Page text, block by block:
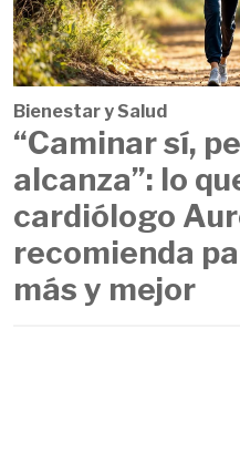
Bienestar y Salud
“Caminar sí,
alcanza”: lo
cardiólogo
recomienda
más y mejor